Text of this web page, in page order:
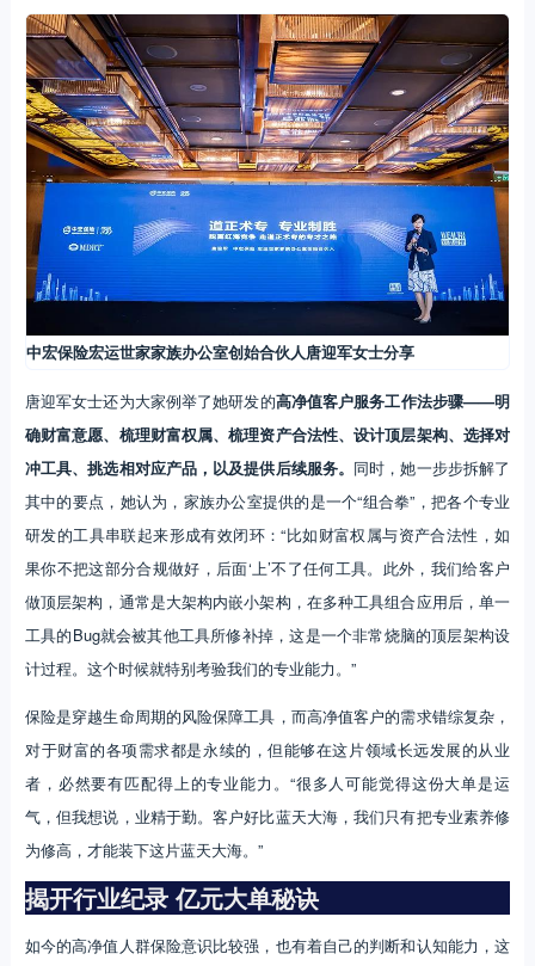
中宏保险宏运世家家族办公室创始合伙人唐迎军女士分享
唐迎军女士还为大家例举了她研发的高净值客户服务工作法步骤——明
确财富意愿、梳理财富权属、梳理资产合法性、设计顶层架构、选择对
冲工具、挑选相对应产品，以及提供后续服务。 同时，她一步步拆解了
其中的要点，她认为，家族办公室提供的是一个“组合拳”，把各个专业
研发的工具串联起来形成有效闭环：“比如财富权属与资产合法性，如
果你不把这部分合规做好，后面‘上’不了任何工具。此外，我们给客户
做顶层架构，通常是大架构内嵌小架构，在多种工具组合应用后，单一
工具的Bug就会被其他工具所修补掉，这是一个非常烧脑的顶层架构设
计过程。这个时候就特别考验我们的专业能力。”
保险是穿越生命周期的风险保障工具，而高净值客户的需求错综复杂，
对于财富的各项需求都是永续的，但能够在这片领域长远发展的从业
者，必然要有匹配得上的专业能力。“很多人可能觉得这份大单是运
气，但我想说，业精于勤。客户好比蓝天大海，我们只有把专业素养修
为修高，才能装下这片蓝天大海。”
揭开行业纪录 亿元大单秘诀
如今的高净值人群保险意识比较强，也有着自己的判断和认知能力，这